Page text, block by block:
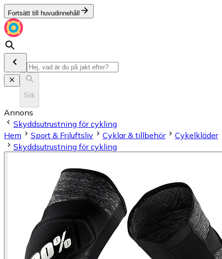
Fortsätt till huvudinnehåll
Sök
Annons
Skyddsutrustning för cykling
Hem
Sport & Friluftsliv Cyklar & tillbehör
Cykelkläder
Skyddsutrustning för cykling